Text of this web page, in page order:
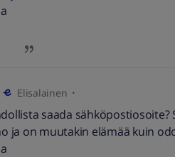
Elisalainen
saada sähköpostiosoite?
ja on muutakin elämää kuin